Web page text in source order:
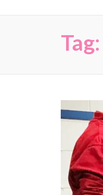
Tag: